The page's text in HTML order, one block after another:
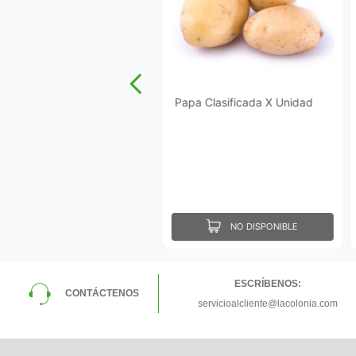
Papa Clasificada X Unidad
NO DISPONIBLE
CONTÁCTENOS
ESCRÍBENOS:
servicioalcliente@lacolonia.com